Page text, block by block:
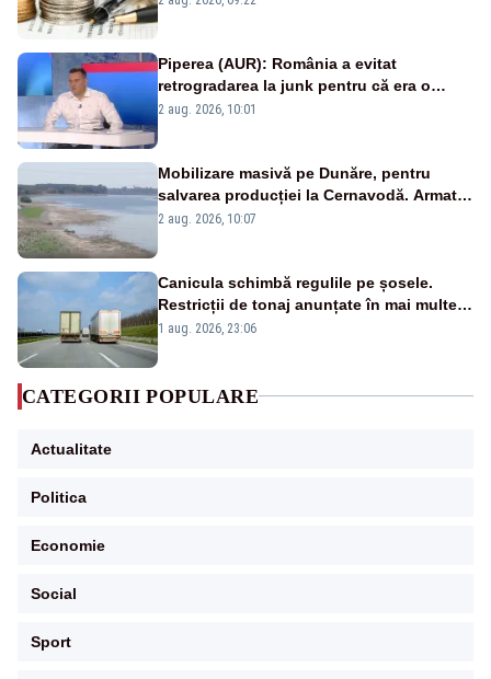
Piperea (AUR): România a evitat
retrogradarea la junk pentru că era o
catastrofă pentru bănci și fondurile de
2 aug. 2026, 10:01
Mobilizare masivă pe Dunăre, pentru
salvarea producției la Cernavodă. Armata
va detona o stâncă și va devia apa
2 aug. 2026, 10:07
Canicula schimbă regulile pe șosele.
Restricții de tonaj anunțate în mai multe
județe
1 aug. 2026, 23:06
CATEGORII POPULARE
Actualitate
Politica
Economie
Social
Sport